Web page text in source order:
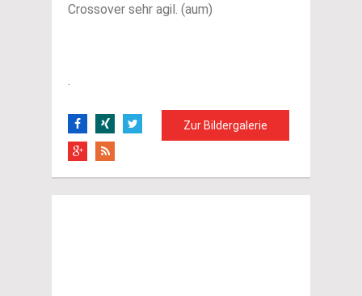
Crossover sehr agil. (aum)
Zur Bildergalerie